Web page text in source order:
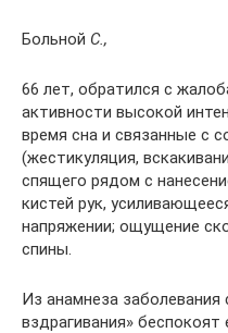
Больной С.,
66 лет, обратился с
активности высокой
время сна и связанные с
(жестикуляция,
спящего рядом с
кистей рук,
напряжении; ощущение
спины.
Из анамнеза заболевания
вздрагивания»